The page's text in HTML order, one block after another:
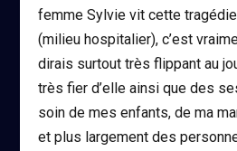
femme Sylvie vit cette
(milieu hospitalier), c’est
dirais surtout très flippant au
très fier d’elle ainsi que des
soin de mes enfants, de ma
et plus largement des